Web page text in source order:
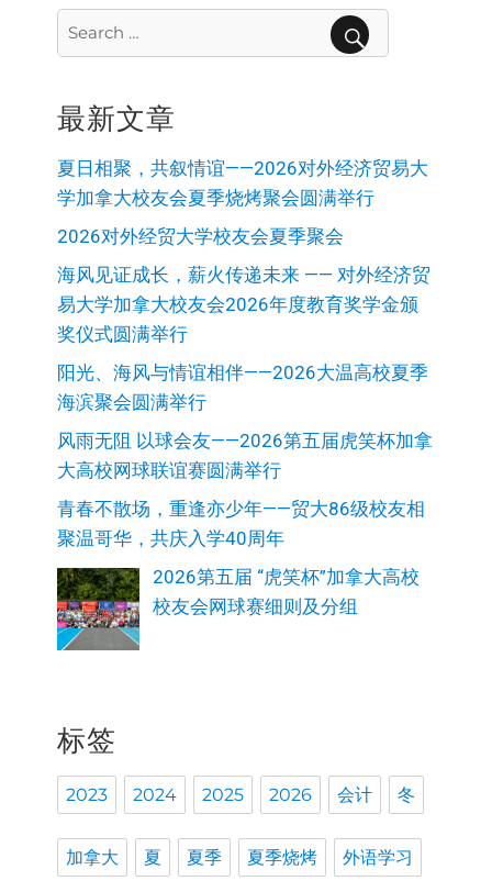
Search
for:
最新文章
夏日相聚，共叙情谊——2026对外经济贸易大
学加拿大校友会夏季烧烤聚会圆满举行
2026对外经贸大学校友会夏季聚会
海风见证成长，薪火传递未来 —— 对外经济贸
易大学加拿大校友会2026年度教育奖学金颁
奖仪式圆满举行
阳光、海风与情谊相伴——2026大温高校夏季
海滨聚会圆满举行
风雨无阻 以球会友——2026第五届虎笑杯加拿
大高校网球联谊赛圆满举行
青春不散场，重逢亦少年——贸大86级校友相
聚温哥华，共庆入学40周年
2026第五届 “虎笑杯”加拿大高校
校友会网球赛细则及分组
标签
2023 2024 2025 2026 会计 冬
加拿大 夏 夏季 夏季烧烤 外语学习